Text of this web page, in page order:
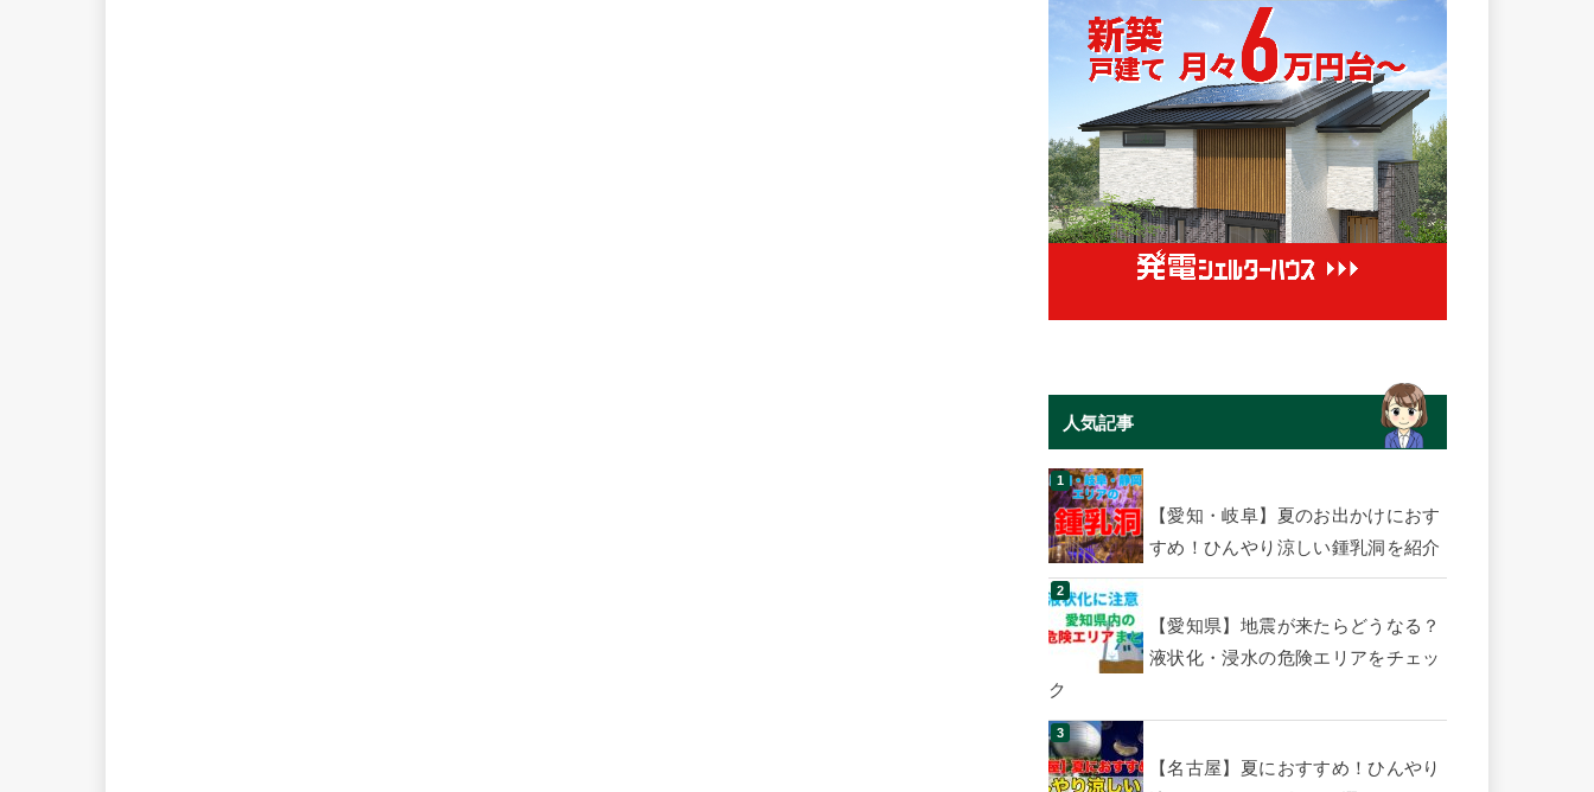
人気記事
【愛知・岐阜】夏のお出かけにおす
すめ！ひんやり涼しい鍾乳洞を紹介
【愛知県】地震が来たらどうなる？
液状化・浸水の危険エリアをチェッ
ク
【名古屋】夏におすすめ！ひんやり